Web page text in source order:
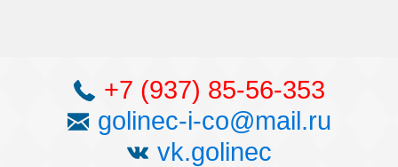
+7 (937) 85-56-353
golinec-i-co@mail.ru
vk.golinec